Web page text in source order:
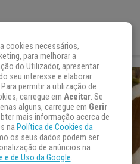
cookies necessários,
para melhorar a
do Utilizador, apresentar
seu interesse e elaborar
permitir a utilização de
carregue em Aceitar. Se
alguns, carregue em Gerir
mais informação acerca de
na Política de Cookies da
os seus dados podem ser
de anúncios na
e de Uso da Google.